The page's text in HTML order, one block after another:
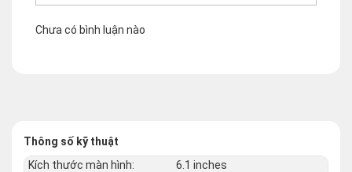
Chưa có bình luận nào
Thông số kỹ thuật
Kích thước màn hình:
6.1 inches